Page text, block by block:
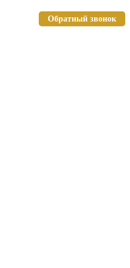
Обратный звонок